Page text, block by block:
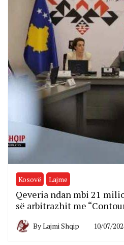
Kosovë Lajme
Qeveria ndan mbi 21
së arbitrazhit me
ByLajmi Shqip 10/07/